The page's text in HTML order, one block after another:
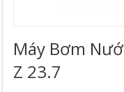
Máy Bơm
Z 23.7